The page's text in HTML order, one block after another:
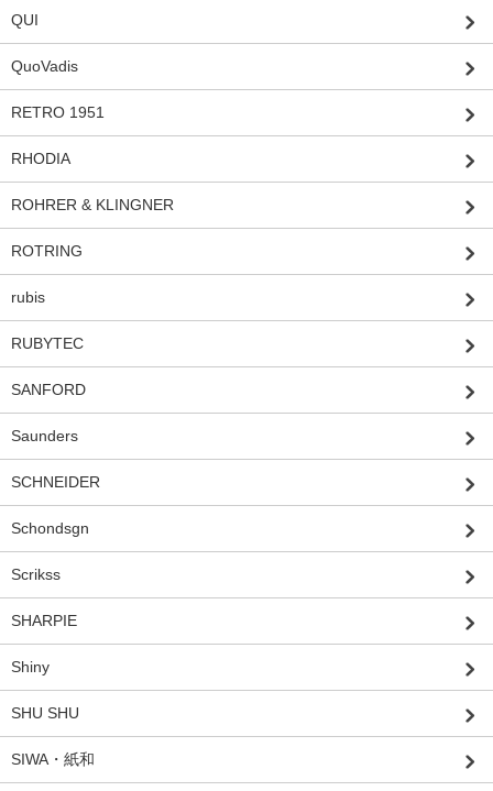
QUI
QuoVadis
RETRO 1951
RHODIA
ROHRER & KLINGNER
ROTRING
rubis
RUBYTEC
SANFORD
Saunders
SCHNEIDER
Schondsgn
Scrikss
SHARPIE
Shiny
SHU SHU
SIWA・紙和